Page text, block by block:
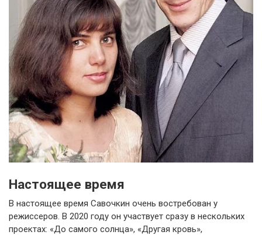
Настоящее время
В настоящее время Савочкин очень востребован у
режиссеров. В 2020 году он участвует сразу в нескольких
проектах: «До самого солнца», «Другая кровь»,